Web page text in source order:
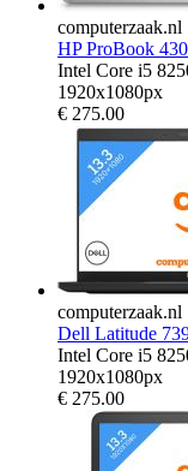
computerzaak.nl
HP ProBook
Intel Core i5
1920x1080px
€ 275.00
computerzaak.nl
Dell Latitude
Intel Core i5
1920x1080px
€ 275.00